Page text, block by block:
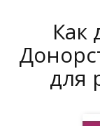
Как
для